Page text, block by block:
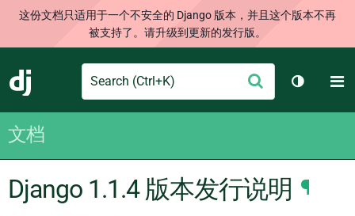
这份文档只适用于一个不安全的 Django 版本，并且这个版本不再
被支持了。请升级到更新的发行版。
Django
Search
交
切换主
文档
Django 1.1.4 版本发行说明 ¶